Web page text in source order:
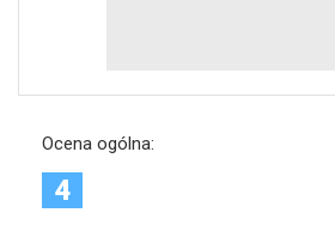
Ocena ogólna:
4